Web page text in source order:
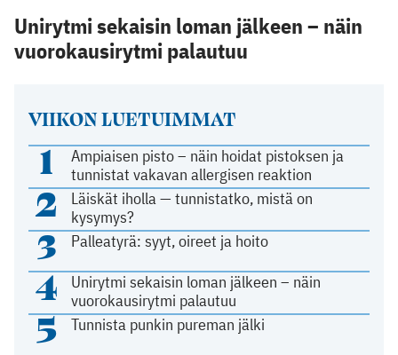
VIIKON LUETUIMMAT
1
Ampiaisen pisto – näin hoidat pistoksen ja
tunnistat vakavan allergisen reaktion
2
Läiskät iholla — tunnistatko, mistä on
kysymys?
3 Palleatyrä: syyt, oireet ja hoito
4
Unirytmi sekaisin loman jälkeen – näin
vuorokausirytmi palautuu
5 Tunnista punkin pureman jälki
Unirytmi sekaisin loman jälkeen – näin
vuorokausirytmi palautuu